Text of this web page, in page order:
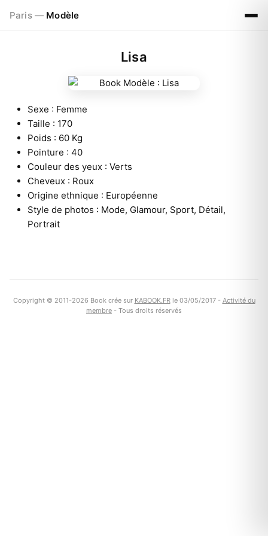
Paris — Modèle
Lisa
Sexe : Femme
Taille : 170
Poids : 60 Kg
Pointure : 40
Couleur des yeux : Verts
Cheveux : Roux
Origine ethnique : Européenne
Style de photos : Mode, Glamour, Sport, Détail,
Portrait
Copyright © 2011-2026 Book crée sur KABOOK.FRle 03/05/2017 - Activité du
membre - Tous droits réservés